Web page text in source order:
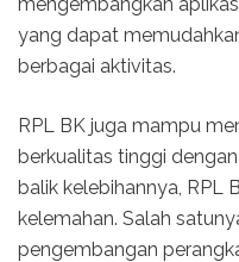
yang dapat
berbagai aktivitas.
RPL BK juga mampu
berkualitas tinggi
balik kelebihannya, RPL
kelemahan. Salah
pengembangan